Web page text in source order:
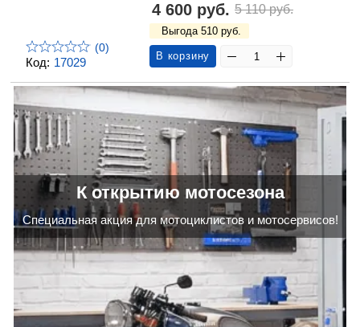
Код: 17029
(0)
4 600 руб. 5 110 руб.
Выгода 510 руб.
В корзину
К открытию мотосезона
Cпециальная акция для мотоциклистов и мотосервисов!